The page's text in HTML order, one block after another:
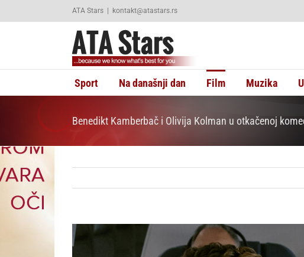
ATA Stars | kontakt@atastars.rs
Sport Na današnji dan Film Muzika
Benedikt Kamberbač i Olivija Kolman u otkačenoj
View
Larger